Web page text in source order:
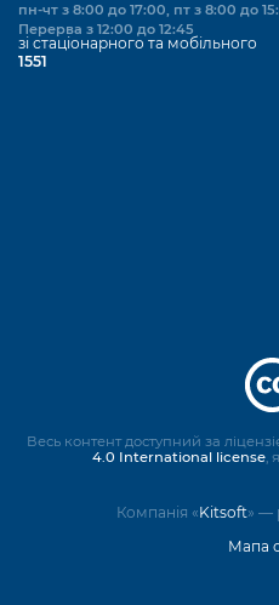
пн-чт з 8:00 до 17:00, пт з 8:00 до
Перерва з 12:00 до 12:45
зі стаціонарного та мобільного
1551
Компанія «Kitsoft» —
Мапа
Весь контент доступний за
4.0 International license,